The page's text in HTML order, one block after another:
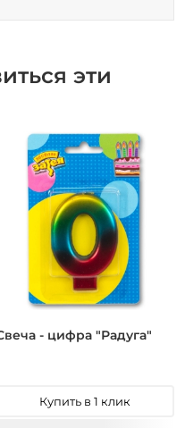
эти
- цифра "Радуга"
Купить в 1 клик